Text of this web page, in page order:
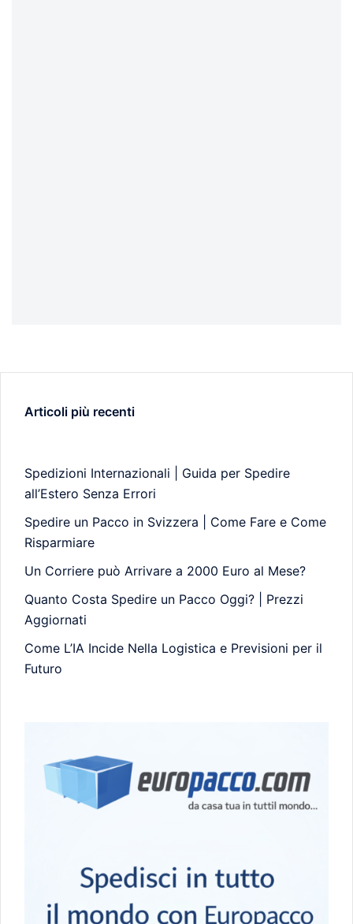
Articoli più recenti
Spedizioni Internazionali | Guida per Spedire
all’Estero Senza Errori
Spedire un Pacco in Svizzera | Come Fare e Come
Risparmiare
Un Corriere può Arrivare a 2000 Euro al Mese?
Quanto Costa Spedire un Pacco Oggi? | Prezzi
Aggiornati
Come L’IA Incide Nella Logistica e Previsioni per il
Futuro